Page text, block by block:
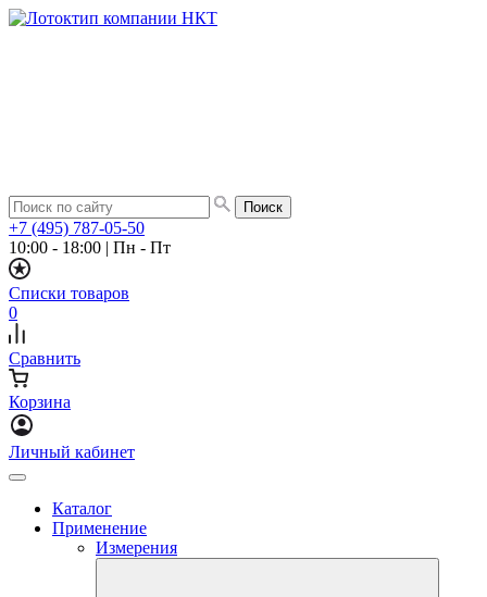
+7 (495) 787-05-50
10:00 - 18:00 | Пн - Пт
Списки товаров
0
Сравнить
Корзина
Личный кабинет
Каталог
Применение
Измерения